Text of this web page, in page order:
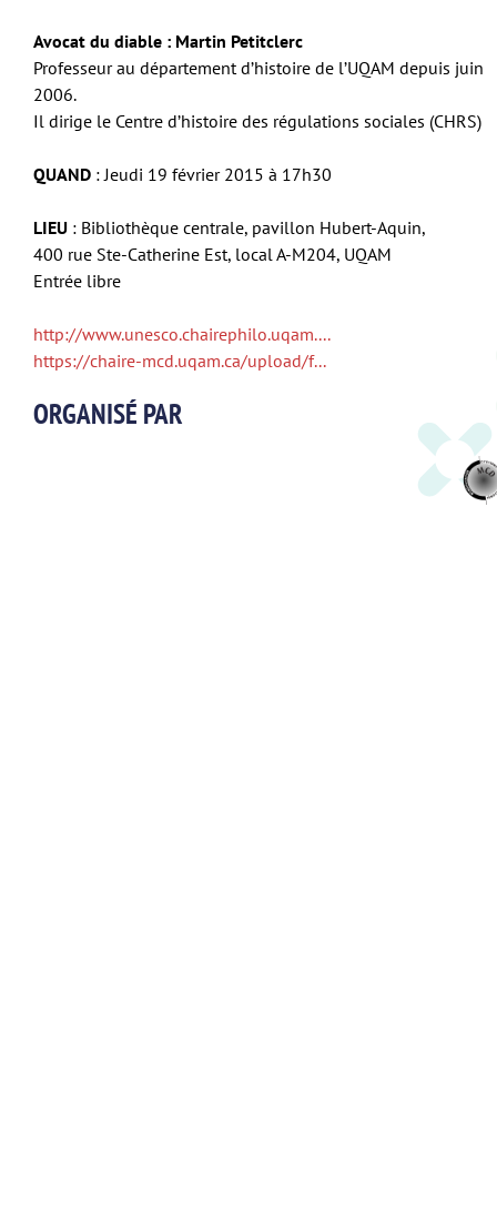
Avocat du diable : Martin Petitclerc
Professeur au département d’histoire de l’UQAM depuis juin
2006.
Il dirige le Centre d’histoire des régulations sociales (CHRS)
QUAND : Jeudi 19 février 2015 à 17h30
LIEU : Bibliothèque centrale, pavillon Hubert-Aquin,
400 rue Ste-Catherine Est, local A-M204, UQAM
Entrée libre
http://www.unesco.chairephilo.uqam....
https://chaire-mcd.uqam.ca/upload/f...
ORGANISÉ PAR